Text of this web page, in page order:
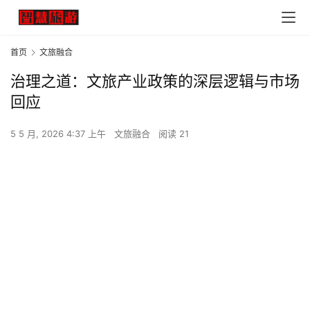
首页 文旅融合
治理之道：文旅产业政策的深层逻辑与市场
回应
5 5 月, 2026 4:37 上午 文旅融合 阅读 21